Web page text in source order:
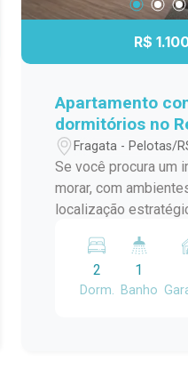
R$
Apartamento
dormitórios no
Milano -
Excelente
Fragata
Fragata - Pelotas/
Se você procura um
morar, com
localização
Residencial Milano,
reúne conforto,
acesso aos
2
Dorm.
1
Banho